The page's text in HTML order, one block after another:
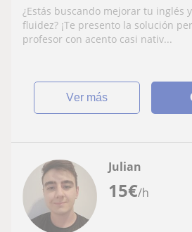
individual or group
all levels
¿Estás buscando mejorar tu inglés
fluidez? ¡Te presento la solución
profesor con acento casi nativ...
ver más
15€/h
Julian